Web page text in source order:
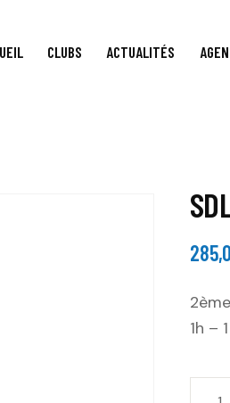
CLUBS ACTUALITÉS
1h –